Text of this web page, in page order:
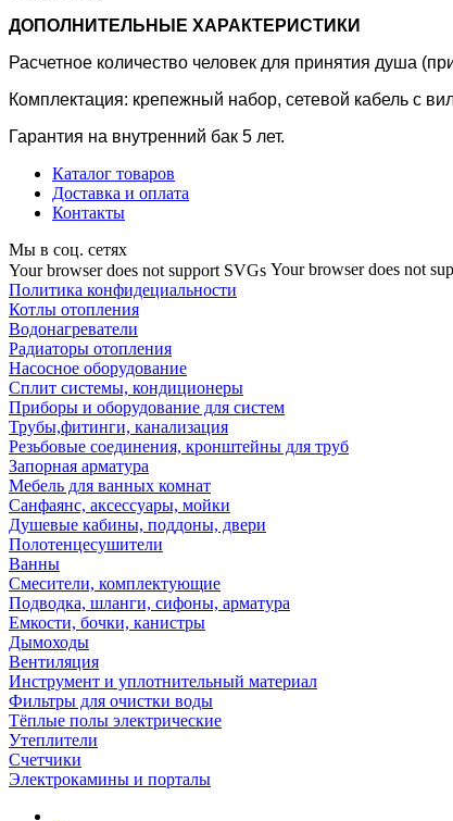
ДОПОЛНИТЕЛЬНЫЕ ХАРАКТЕРИСТИКИ
Расчетное количество человек для принятия душа
Комплектация: крепежный набор, сетевой кабель с
Гарантия на внутренний бак 5 лет.
Каталог товаров
Доставка и оплата
Контакты
Мы в соц. сетях
Your browser does not support SVGs Your browser does not
Политика конфидециальности
Котлы отопления
Водонагреватели
Радиаторы отопления
Насосное оборудование
Сплит системы, кондиционеры
Приборы и оборудование для систем
Трубы,фитинги, канализация
Резьбовые соединения, кронштейны для труб
Запорная арматура
Мебель для ванных комнат
Санфаянс, аксессуары, мойки
Душевые кабины, поддоны, двери
Полотенцесушители
Ванны
Смесители, комплектующие
Подводка, шланги, сифоны, арматура
Емкости, бочки, канистры
Дымоходы
Вентиляция
Инструмент и уплотнительный материал
Фильтры для очистки воды
Тёплые полы электрические
Утеплители
Счетчики
Электрокамины и порталы